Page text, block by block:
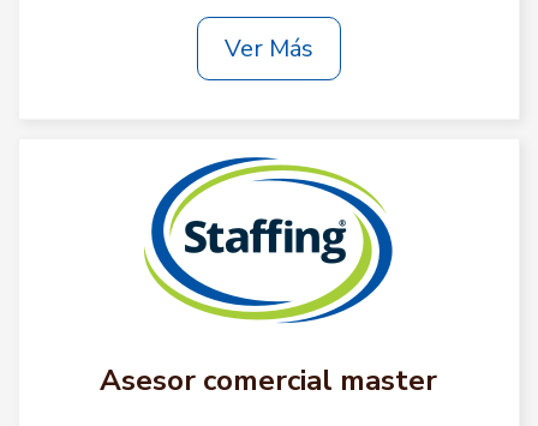
Ver Más
Asesor comercial master